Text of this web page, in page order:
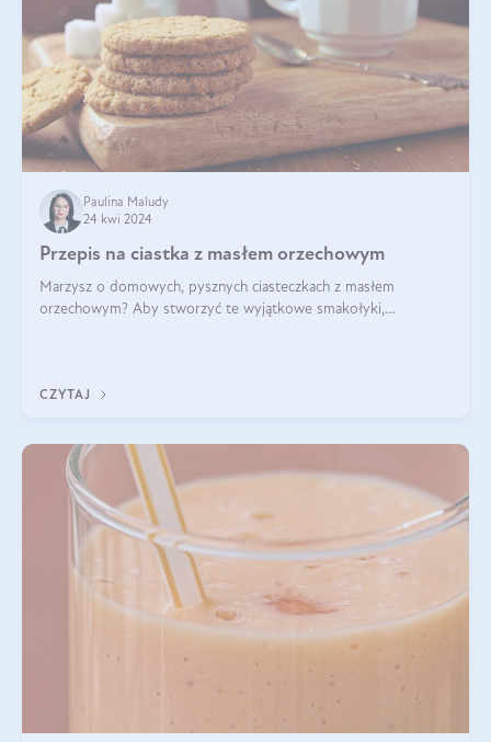
Paulina Maludy
24 kwi 2024
Przepis na ciastka z masłem orzechowym
Marzysz o domowych, pysznych ciasteczkach z masłem
orzechowym? Aby stworzyć te wyjątkowe smakołyki,
CZYTAJ